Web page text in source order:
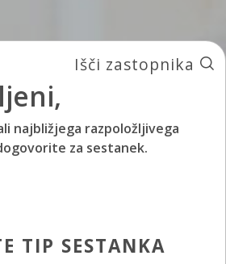
Išči zastopnika
najbližjega razpoložljivega
za sestanek.
TIP SESTANKA